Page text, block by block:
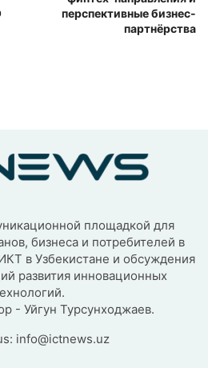
перспективные бизнес-
партнёрства
площадкой для
бизнеса и потребителей в
в Узбекистане и обсуждения
развития инновационных
- Уйгун Турсунходжаев.
info@ictnews.uz